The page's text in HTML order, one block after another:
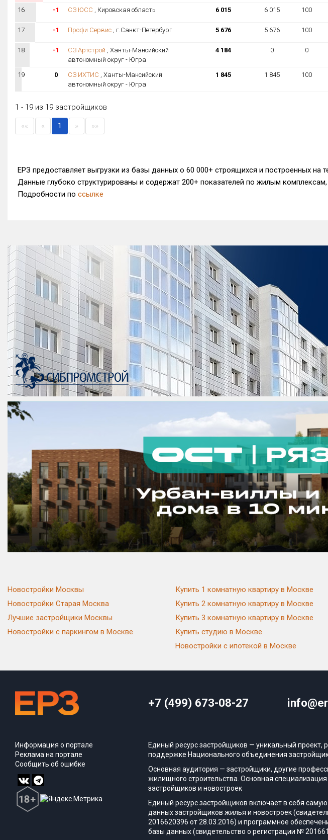
16 -1 СЗ ЮСС , Кировская область 6 015 6 015 100
17 -1 Профи Сервис , г.Санкт-Петербург 5 676 5 676 100
18 -1 СЗ Артстрой , Ханты-Мансийский
автономный округ - Югра
4 184 0 0
19 0 СЗ ИХТИС , Ханты-Мансийский
автономный округ - Югра
1 845 1 845 100
1 - 19 из 19 застройщиков
«« « 1 » »»
ЕРЗ предоставляет выгрузки из базы данных о 60 000+ строящихся и построенных на
Данные глубоко структурированы и содержат 200+ показателей по жилым
Подробности по ссылке
Новостройки Москвы
Новостройки Старая Москва
Лучшие застройщики Москвы
Новостройки с паркингом в Москве
Купить 1 комнатную квартиру в Москве
Купить 2 комнатную квартиру в Москве
Купить 3 комнатную квартиру в Москве
Купить студию в Москве
Новостройки с ипотекой в Москве
+7 (499) 673-08-27
Информация о портале
Реклама на портале
Сообщить об ошибке
Единый ресурс застройщиков — уникальный проект,
поддержке Национального объединения
Основная аудитория — застройщики, другие
жилищного строительства. Основная
застройщиков и новостроек
Единый ресурс застройщиков включает в себя
данных застройщиков жилья и новостроек
2016620396 от 28.03.2016) и программное
базы данных (свидетельство о регистрации №